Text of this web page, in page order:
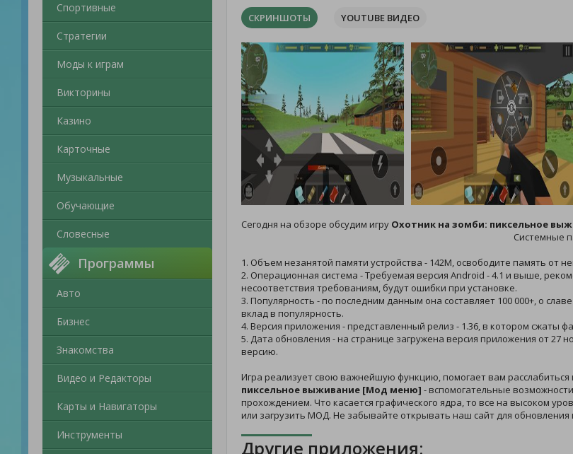
Спортивные
Стратегии
Моды к играм
Викторины
Казино
Карточные
Музыкальные
Обучающие
Словесные
Программы
Авто
Бизнес
Знакомства
Видео и Редакторы
Карты и Навигаторы
Инструменты
СКРИНШОТЫ YOUTUBE ВИДЕО
Сегодня на обзоре обсудим игру Охотник на зомби: пиксельное
Системные
1. Объем незанятой памяти устройства - 142M, освободите память от
2. Операционная система - Требуемая версия Android - 4.1 и выше,
несоответствия требованиям, будут ошибки при установке.
3. Популярность - по последним данным она составляет 100 000+, о
вклад в популярность.
4. Версия приложения - представленный релиз - 1.36, в котором сжаты
5. Дата обновления - на странице загружена версия приложения от 27
версию.
Игра реализует свою важнейшую функцию, помогает вам расслабиться
пиксельное выживание [Мод меню] - вспомогательные
прохождением. Что касается графического ядра, то все на высоком
или загрузить МОД. Не забывайте открывать наш сайт для
Другие приложения: